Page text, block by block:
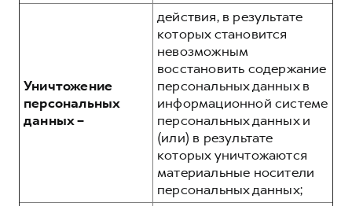
Уничтожение
персональных
данных –
действия, в результате
которых становится
невозможным
восстановить содержание
персональных данных в
информационной системе
персональных данных и
(или) в результате
которых уничтожаются
материальные носители
персональных данных;